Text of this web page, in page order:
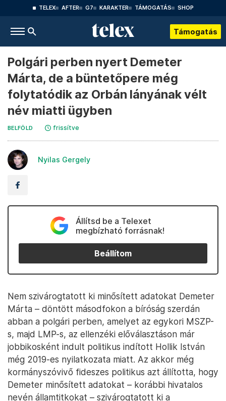
TELEX AFTER G7 KARAKTER TÁMOGATÁS SHOP
Támogatás
Polgári perben nyert Demeter
Márta, de a büntetőpere még
folytatódik az Orbán lányának vélt
név miatti ügyben
BELFÖLD frissítve
Nyilas Gergely
Állítsd be a Telexet
megbízható forrásnak!
Beállítom
Nem szivárogtatott ki minősített adatokat Demeter
Márta – döntött másodfokon a bíróság szerdán
abban a polgári perben, amelyet az egykori MSZP-
s, majd LMP-s, az ellenzéki előválasztáson már
jobbikosként indult politikus indított Hollik István
még 2019-es nyilatkozata miatt. Az akkor még
kormányszóvivő fideszes politikus azt állította, hogy
Demeter minősített adatokat – korábbi hivatalos
nevén államtitkokat – szivárogtatott ki a